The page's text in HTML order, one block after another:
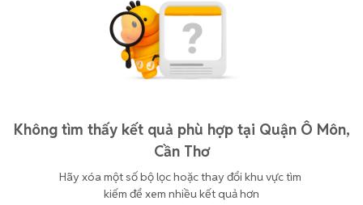
Không tìm thấy kết quả phù hợp tại Quận Ô Môn,
Cần Thơ
Hãy xóa một số bộ lọc hoặc thay đổi khu vực tìm
kiếm để xem nhiều kết quả hơn